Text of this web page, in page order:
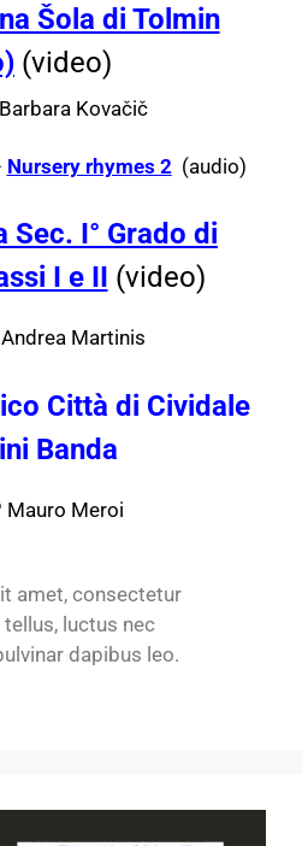
Šola di Tolmin
(video)
Kovačič
Nursery rhymes 2 (audio)
Sec. I° Grado di
I e II (video)
Martinis
Città di Cividale
Banda
Mauro Meroi
amet, consectetur
luctus nec
dapibus leo.